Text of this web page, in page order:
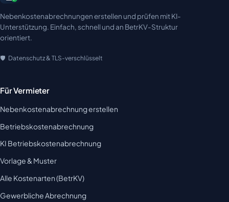
Nebenkostenabrechnungen erstellen und prüfen mit KI-
Unterstützung. Einfach, schnell und an BetrKV-Struktur
orientiert.
Datenschutz & TLS-verschlüsselt
Für Vermieter
Nebenkostenabrechnung erstellen
Betriebskostenabrechnung
KI Betriebskostenabrechnung
Vorlage & Muster
Alle Kostenarten (BetrKV)
Gewerbliche Abrechnung